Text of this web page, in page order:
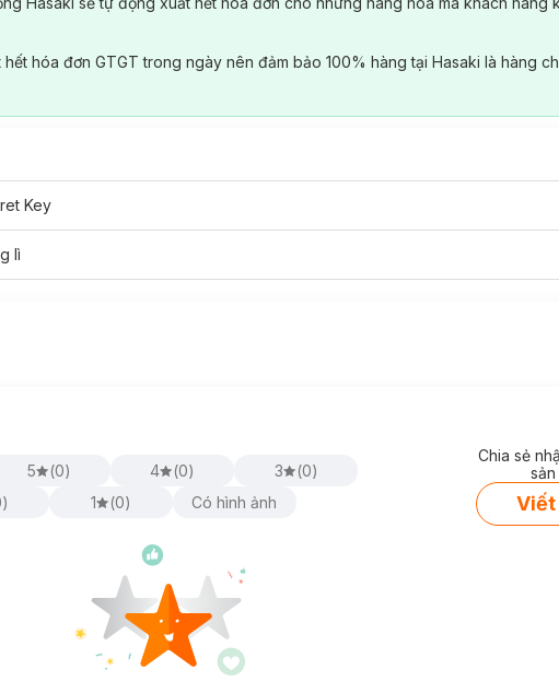
hóa đơn GTGT trong ngày nên đảm bảo 100% hàng tại Hasaki là hàng
Key
lì
5 (0) 4 (0) 3 (0)
) 1 (0) Có hình ảnh
Chia sẻ
Viết